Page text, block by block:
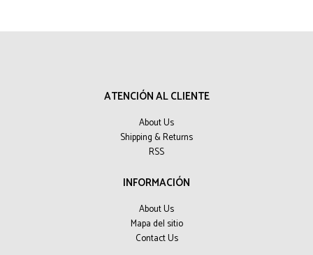
ATENCIÓN AL CLIENTE
About Us
Shipping & Returns
RSS
INFORMACIÓN
About Us
Mapa del sitio
Contact Us